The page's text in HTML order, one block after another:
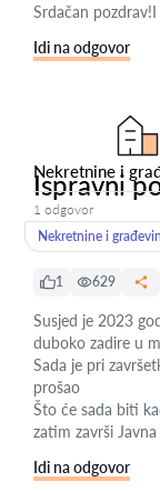
Srdačan
Idi na odgovor
Nekretnine i
Ispravni
1 odgovor
Nekretnine i
1 629
Susjed je 2023
duboko zadire u
Sada je pri
prošao
Što će sada biti
zatim završi Javna
Idi na odgovor